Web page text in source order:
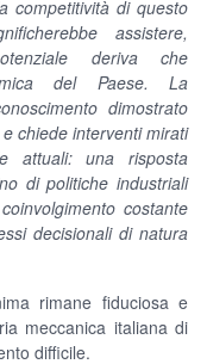
competitività di questo
assistere,
deriva che
del Paese. La
dimostrato
chiede interventi mirati
attuali: una risposta
di politiche industriali
costante
decisionali di natura
rimane fiduciosa e
meccanica italiana di
difficile.